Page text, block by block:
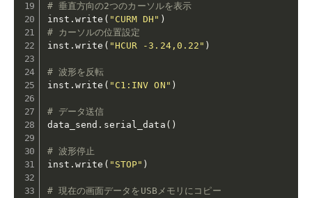
# 垂直方向の2つのカーソルを表示
inst .write ( "CURM DH" )
# カーソルの位置設定
inst .write ( "HCUR -3.24,0.22" )
# 波形を反転
inst .write ( "C1:INV ON" )
# データ送信
data_send . serial_data ( )
# 波形停止
inst .write ( "STOP" )
# 現在の画面データをUSBメモリにコピー